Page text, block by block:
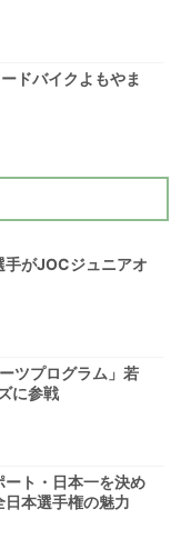
ドバイクよもやま
がJOCジュニアオ
ツプログラム」若
に参戦
ト・日本一を決め
本選手権の魅力